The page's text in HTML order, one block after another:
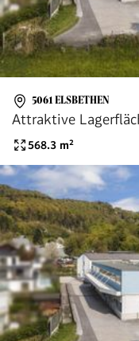
5061 ELSBETHEN
Attraktive
568.3 m²